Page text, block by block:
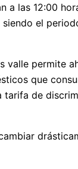
a las 12:00
el
valle permite
que
de